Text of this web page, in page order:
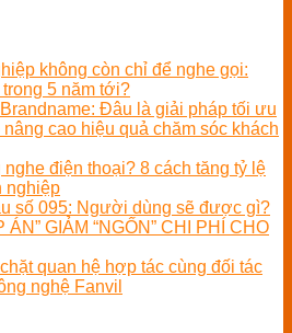
không còn chỉ để nghe gọi:
5 năm tới?
Đâu là giải pháp tối ưu
cao hiệu quả chăm sóc khách
điện thoại? 8 cách tăng tỷ lệ
nghiệp
số 095: Người dùng sẽ được gì?
ÁN” GIẢM “NGỐN” CHI PHÍ CHO
quan hệ hợp tác cùng đối tác
nghệ Fanvil